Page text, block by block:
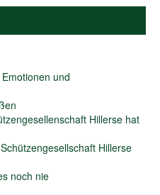
und
Hillerse hat
Hillerse
noch nie